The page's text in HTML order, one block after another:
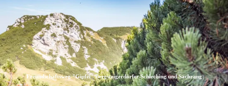
Zum
Inhalt
Zur
Suche
Zum
Footer
Freundschaftsweg "Gipfel" Bergsteigerdörfer Schleching und Sachrang